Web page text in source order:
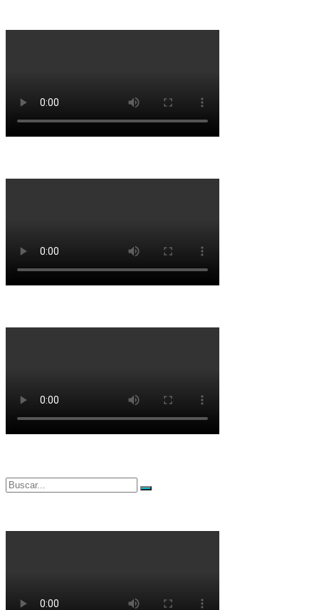
Buscar
Buscar